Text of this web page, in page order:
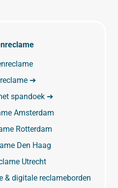
➔
spandoek ➔
Amsterdam
Rotterdam
Den Haag
Utrecht
& digitale reclameborden